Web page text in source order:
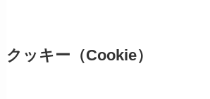
クッキー（Cookie）